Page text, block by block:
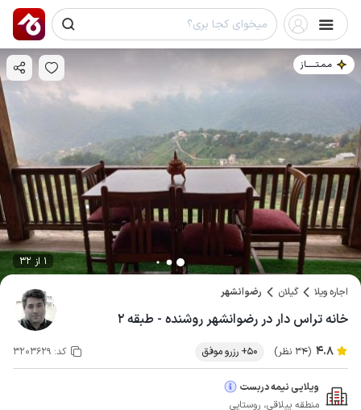
مـمـتــــــاز
1 از 32
اجاره ویلا گیلان رضوانشهر
خانه تراس دار در رضوانشهر روشنده - طبقه ۲
4.8 (34 نظر) 50+ رزرو موفق کد: 3203629
ویلایی نیمه دربست
منطقه ییلاقی، روستایی